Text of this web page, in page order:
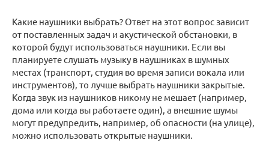
Какие наушники выбрать? Ответ на этот вопрос зависит
от поставленных задач и акустической обстановки, в
которой будут использоваться наушники. Если вы
планируете слушать музыку в наушниках в шумных
местах (транспорт, студия во время записи вокала или
инструментов), то лучше выбрать наушники закрытые.
Когда звук из наушников никому не мешает (например,
дома или когда вы работаете один), а внешние шумы
могут предупредить, например, об опасности (на улице),
можно использовать открытые наушники.